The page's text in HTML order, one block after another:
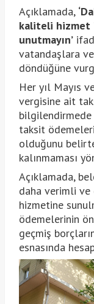
Açıklamada,
kaliteli hizmet
unutmayın’
vatandaşlara
döndüğüne
Her yıl Mayıs
vergisine ait
bilgilendirmede
taksit
olduğunu
kalınmaması
Açıklamada,
daha verimli
hizmetine
ödemelerinin
geçmiş
esnasında